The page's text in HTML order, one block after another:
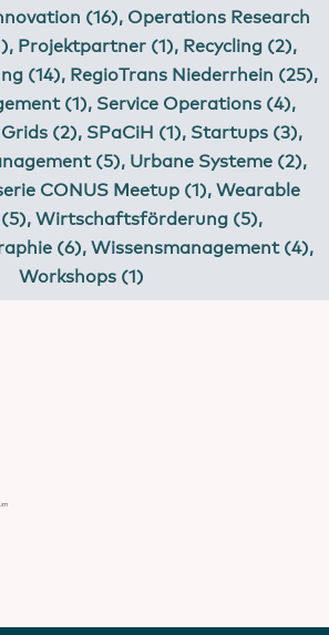
(16), Operations Research
, Projektpartner (1), Recycling (2),
(14), RegioTrans Niederrhein (25),
(1), Service Operations (4),
(2), SPaCiH (1), Startups (3),
(5), Urbane Systeme (2),
CONUS Meetup (1),Wearable
,Wirtschaftsförderung (5),
(6),Wissensmanagement (4),
Workshops (1)